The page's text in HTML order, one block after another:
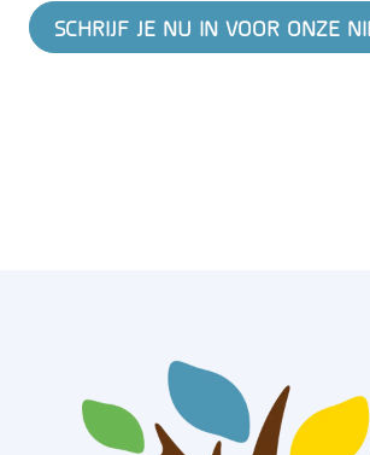
SCHRIJF JE NU IN VOOR ONZE